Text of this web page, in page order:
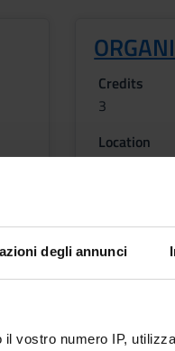
degli annunci
vostro numero IP,
Credits
3
Location
VERONA